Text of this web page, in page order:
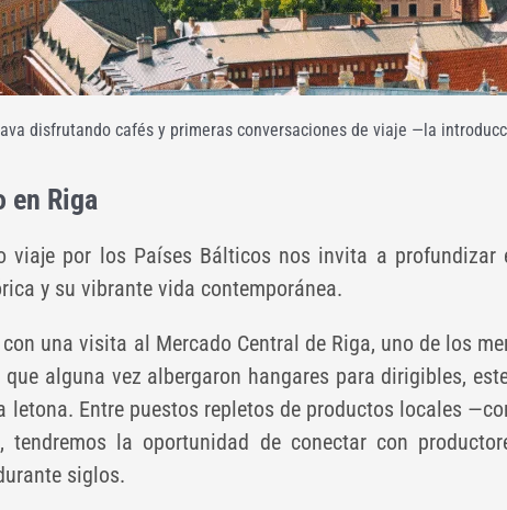
disfrutando cafés y primeras conversaciones de viaje —la
en Riga
viaje por los Países Bálticos nos invita a
y su vibrante vida contemporánea.
una visita al Mercado Central de Riga, uno de los
alguna vez albergaron hangares para dirigibles,
letona. Entre puestos repletos de productos locales
la oportunidad de conectar con
siglos.